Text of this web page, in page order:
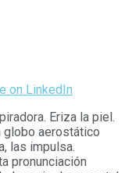
on LinkedIn
Eriza la piel.
globo aerostático
las impulsa.
pronunciación